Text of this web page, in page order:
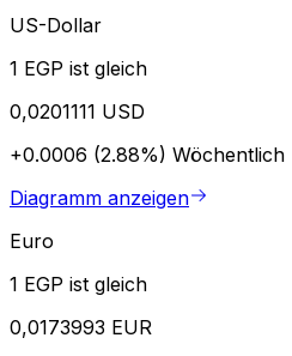
US-Dollar
1 EGP ist gleich
0,0201111 USD
+0.0006 (2.88%) Wöchentlich
Diagramm anzeigen
Euro
1 EGP ist gleich
0,0173993 EUR